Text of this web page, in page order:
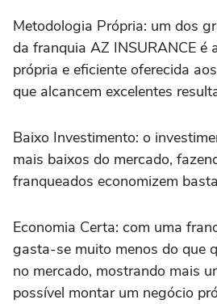
Metodologia Própria: um dos
da franquia AZ INSURANCE é
própria e eficiente oferecida
que alcancem excelentes
Baixo Investimento: o
mais baixos do mercado,
franqueados economizem
Economia Certa: com uma
gasta-se muito menos do que
no mercado, mostrando mais
possível montar um negócio